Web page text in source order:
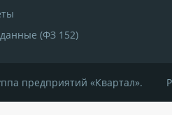
(ФЗ 152)
предприятий «Квартал».